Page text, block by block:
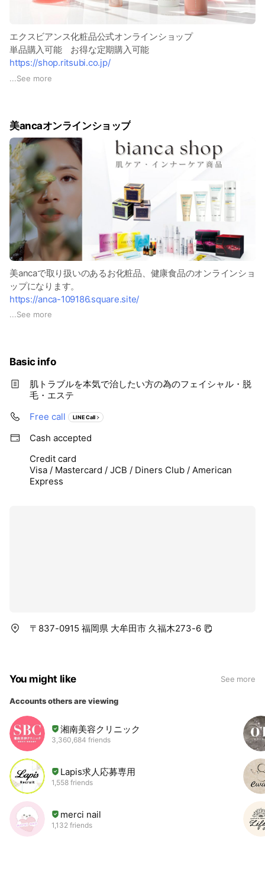
エクスビアンス化粧品公式オンラインショップ
単品購入可能 お得な定期購入可能
https://shop.ritsubi.co.jp/
↑こちらから登録出来ます。
...See more
美ancaオンラインショップ
美ancaで取り扱いのあるお化粧品、健康食品のオンラインショ
ップになります。
https://anca-109186.square.site/
ご自宅に配送していきます。
...See more
Basic info
肌トラブルを本気で治したい方の為のフェイシャル・脱
毛・エステ
Free call
LINE Call
Cash accepted
Credit card
Visa / Mastercard / JCB / Diners Club / American
Express
〒837-0915 福岡県 大牟田市 久福木273-6
You might like See more
Accounts others are viewing
湘南美容クリニック
3,360,684 friends
Lapis求人応募専用
1,558 friends
merci nail
1,132 friends